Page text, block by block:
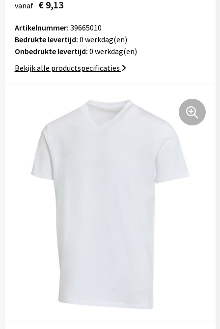
Relatiegeschenken
Stickers
vanaf € 9,13
Artikelnummer: 39665010
Bedrukte levertijd: 0 werkdag(en)
Onbedrukte levertijd: 0 werkdag(en)
Bekijk alle productspecificaties